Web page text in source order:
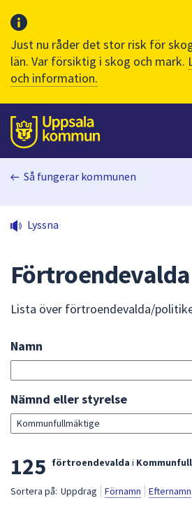
Just nu råder det stor risk för
län. Var försiktig i skog och mark.
och information.
Till sidans
huvudinnehåll
Så fungerar kommunen
Lyssna
Förtroendevalda
Lista över förtroendevalda/
Sök
bland
förtroendevalda
Namn
Gå
direkt
till
Nämnd eller styrelse
L
i
125 förtroendevalda i
Sortera på: Uppdrag Förnamn Efternamn